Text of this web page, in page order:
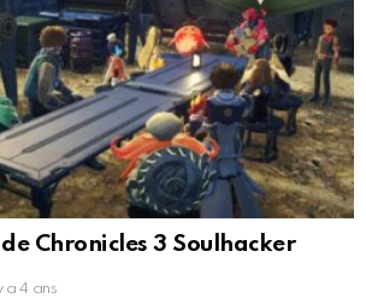
Chronicles 3 Soulhacker
a 4 ans